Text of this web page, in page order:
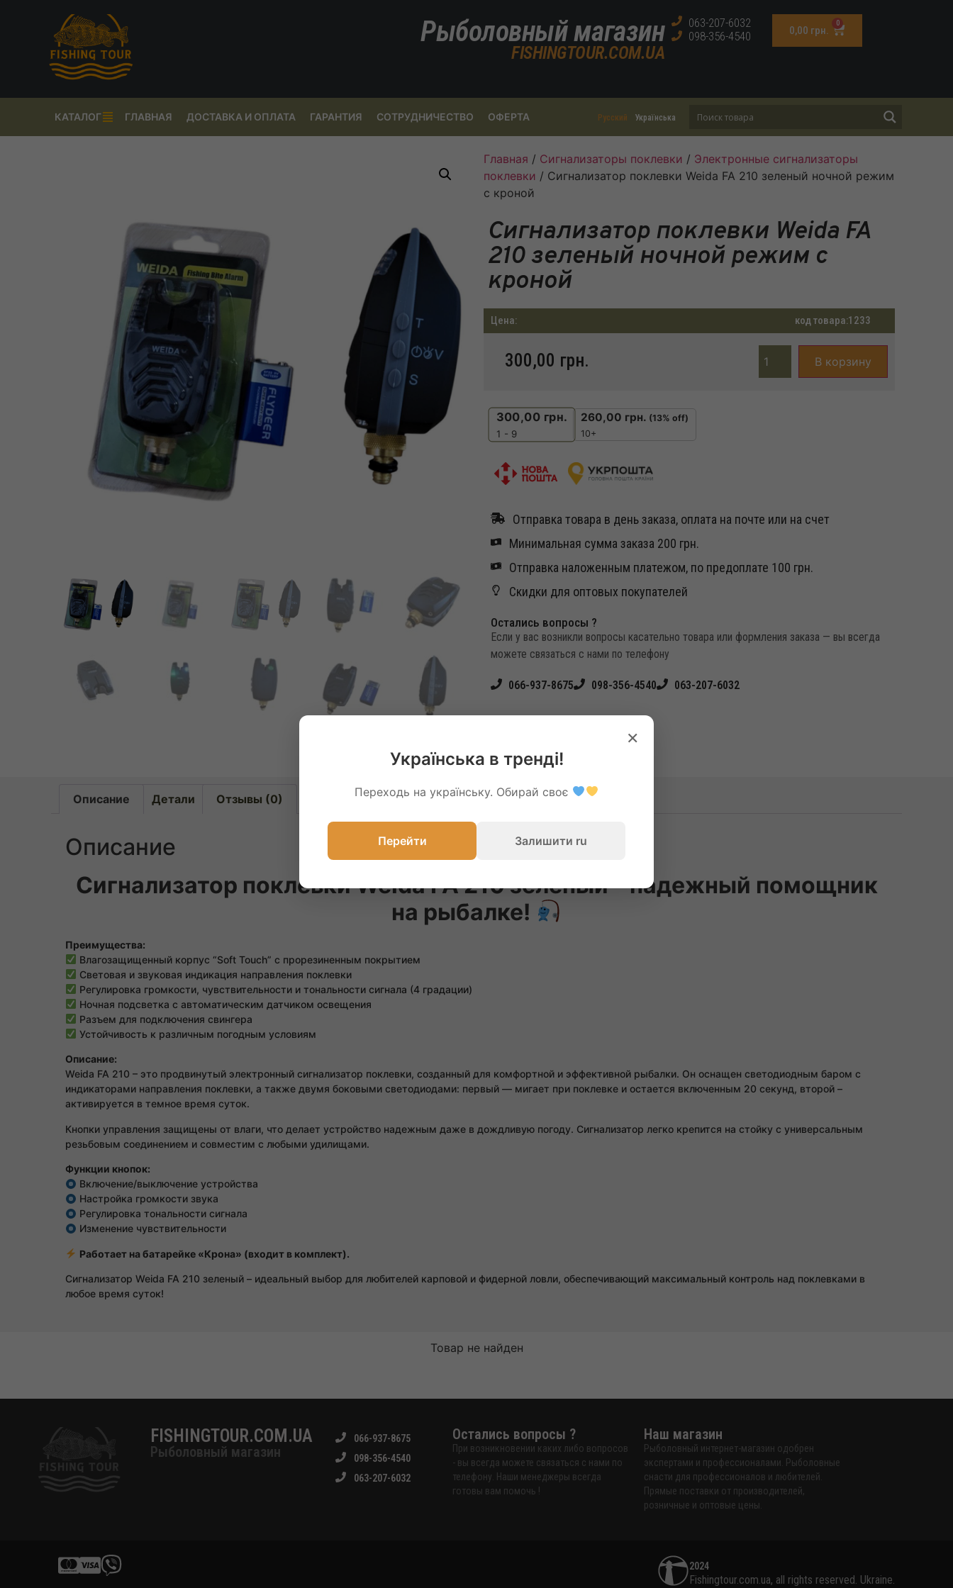
Рыболовный магазин
FISHINGTOUR.COM.UA
063-207-6032
098-356-4540
0,00 грн.
0
Русский Українська
КАТАЛОГ ГЛАВНАЯ ДОСТАВКА И ОПЛАТА ГАРАНТИЯ СОТРУДНИЧЕСТВО ОФЕРТА
Главная / Сигнализаторы поклевки / Электронные сигнализаторы
поклевки / Сигнализатор поклевки Weida FA 210 зеленый ночной режим
с кроной
Сигнализатор поклевки Weida FA
210 зеленый ночной режим с
кроной
Цена: код товара:1233
300,00 грн. В корзину
300,00 грн.
1 - 9
260,00 грн. (13% off)
10+
Отправка товара в день заказа, оплата на почте или на счет
Минимальная сумма заказа 200 грн.
Отправка наложенным платежом, по предоплате 100 грн.
Скидки для оптовых покупателей
Остались вопросы ?
Если у вас возникли вопросы касательно товара или формления заказа — вы всегда
можете связаться с нами по телефону
066-937-8675 098-356-4540 063-207-6032
Описание Детали Отзывы (0)
Описание
Сигнализатор поклевки Weida FA 210 зеленый – надежный помощник
на рыбалке!
Преимущества:
Влагозащищенный корпус “Soft Touch” с прорезиненным покрытием
Световая и звуковая индикация направления поклевки
Регулировка громкости, чувствительности и тональности сигнала (4 градации)
Ночная подсветка с автоматическим датчиком освещения
Разъем для подключения свингера
Устойчивость к различным погодным условиям
Описание:
Weida FA 210 – это продвинутый электронный сигнализатор поклевки, созданный для комфортной и эффективной рыбалки. Он оснащен светодиодным баром с
индикаторами направления поклевки, а также двумя боковыми светодиодами: первый — мигает при поклевке и остается включенным 20 секунд, второй –
активируется в темное время суток.
Кнопки управления защищены от влаги, что делает устройство надежным даже в дождливую погоду. Сигнализатор легко крепится на стойку с универсальным
резьбовым соединением и совместим с любыми удилищами.
Функции кнопок:
Включение/выключение устройства
Настройка громкости звука
Регулировка тональности сигнала
Изменение чувствительности
Работает на батарейке «Крона» (входит в комплект).
Сигнализатор Weida FA 210 зеленый – идеальный выбор для любителей карповой и фидерной ловли, обеспечивающий максимальный контроль над поклевками в
любое время суток!
Товар не найден
FISHINGTOUR.COM.UA
Рыболовный магазин
066-937-8675
098-356-4540
063-207-6032
Остались вопросы ?
При возникновении каких либо вопросов
- вы всегда можете связаться с нами по
телефону. Наши менеджеры всегда
готовы вам помочь !
Наш магазин
Рыболовный интернет-магазин одобрен
экспертами и профессионалами. Рыболовные
снасти для профессионалов и любителей.
Прямые поставки от производителей,
розничные и оптовые цены.
2024
Fishingtour.com.ua, all rights reserved. Ukraine.
×
Українська в тренді!
Переходь на українську. Обирай своє
Перейти Залишити ru